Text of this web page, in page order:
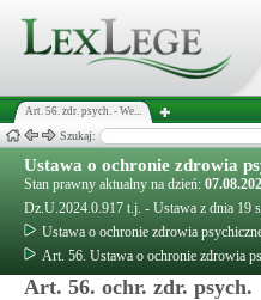
Art. 56. zdr. psych. - We...
Szukaj:
Ustawa o ochronie zdrowia
Stan prawny aktualny na dzień:
Dz.U.2024.0.917 t.j. - Ustawa z dnia 19
Ustawa o ochronie zdrowia
Art. 56. Ustawa o ochronie zdrowia
Art. 56. ochr. zdr. psych.